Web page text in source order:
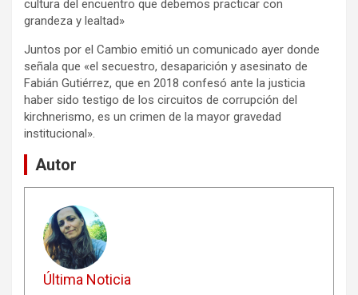
cultura del encuentro que debemos practicar con
grandeza y lealtad»
Juntos por el Cambio emitió un comunicado ayer donde
señala que «el secuestro, desaparición y asesinato de
Fabián Gutiérrez, que en 2018 confesó ante la justicia
haber sido testigo de los circuitos de corrupción del
kirchnerismo, es un crimen de la mayor gravedad
institucional».
Autor
Última Noticia